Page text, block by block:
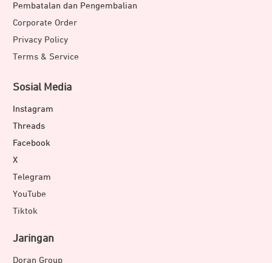
Pembatalan dan Pengembalian
Corporate Order
Privacy Policy
Terms & Service
Sosial Media
Instagram
Threads
Facebook
X
Telegram
YouTube
Tiktok
Jaringan
Doran Group